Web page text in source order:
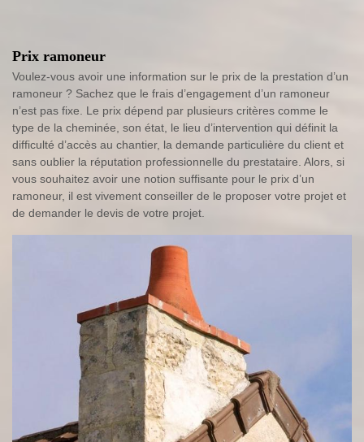
Prix ramoneur
Voulez-vous avoir une information sur le prix de la prestation d’un
ramoneur ? Sachez que le frais d’engagement d’un ramoneur
n’est pas fixe. Le prix dépend par plusieurs critères comme le
type de la cheminée, son état, le lieu d’intervention qui définit la
difficulté d’accès au chantier, la demande particulière du client et
sans oublier la réputation professionnelle du prestataire. Alors, si
vous souhaitez avoir une notion suffisante pour le prix d’un
ramoneur, il est vivement conseiller de le proposer votre projet et
de demander le devis de votre projet.